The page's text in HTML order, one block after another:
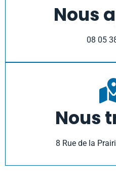
Nous
08 05
Nous
8 Rue de la